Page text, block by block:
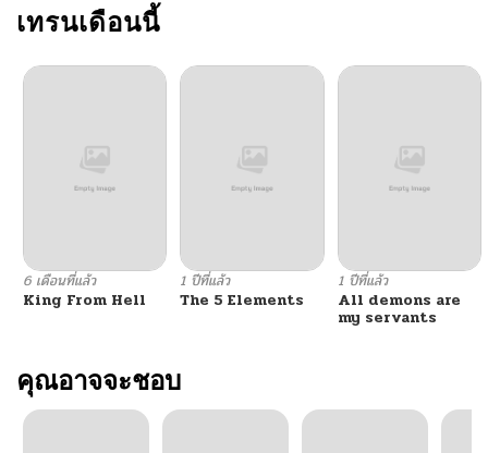
ตอนที่ 42
ตอนที่ 41
ตอนที่ 39 09/15/2025
ตอนที่ 38
ตอนที่ 37 09/15/2025
ตอนที่ 36
เทรนเดือนนี้
6 เดือนที่แล้ว
King From Hell
1 ปีที่แล้ว
The 5 Elements
1 ปีที่แล้ว
All demons are
my servants
คุณอาจจะชอบ